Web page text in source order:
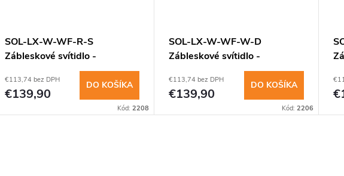
SOL-LX-W-WF-R-S
Zábleskové svítidlo -
stěna,bílé světlo,červený
€113,74 bez DPH
€139,90
DO KOŠÍKA
Kód:2208
SOL-LX-W-WF-W-D
Zábleskové svítidlo -
stěna,bílé světlo,bílý kry
€113,74 bez DPH
€139,90
DO KOŠÍKA
Kód: 2206